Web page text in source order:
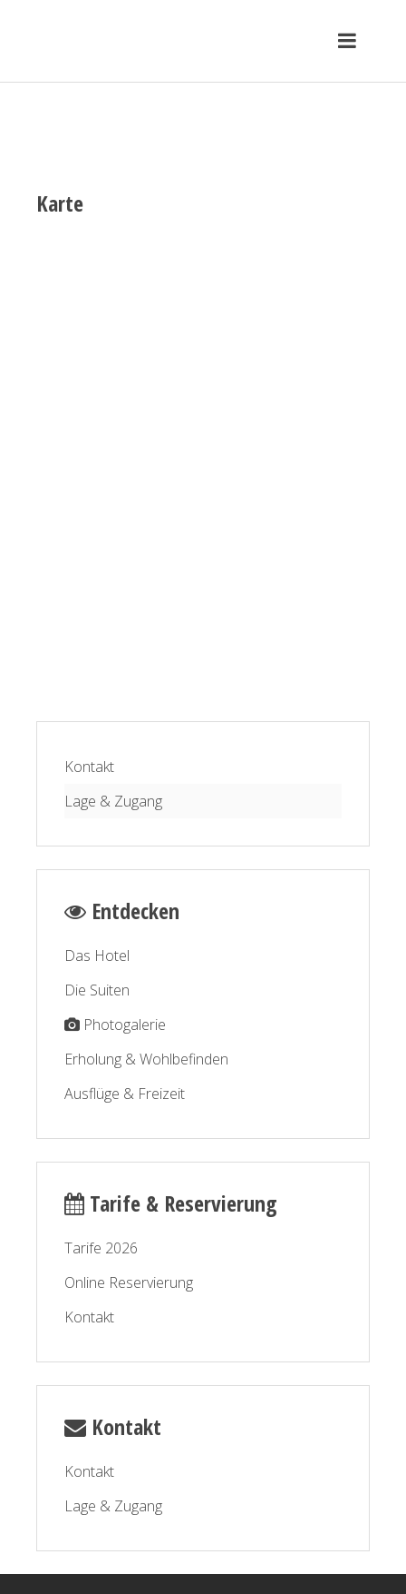
Karte
Kontakt
Lage & Zugang
Entdecken
Das Hotel
Die Suiten
Photogalerie
Erholung & Wohlbefinden
Ausflüge & Freizeit
Tarife & Reservierung
Tarife 2026
Online Reservierung
Kontakt
Kontakt
Kontakt
Lage & Zugang